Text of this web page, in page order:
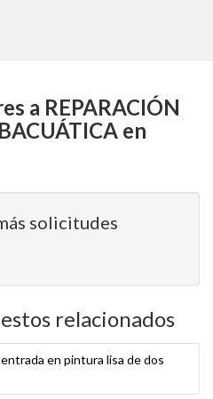
a REPARACIÓN
en
solicitudes
relacionados
en pintura lisa de dos